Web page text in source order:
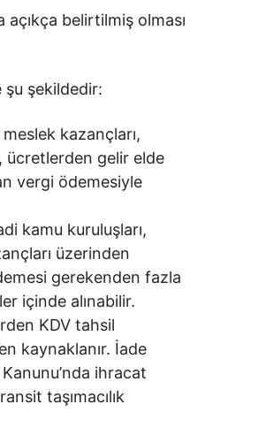
belirtilmiş olması
şu şekildedir:
kazançları,
ücretlerden gelir elde
vergi ödemesiyle
kamu kuruluşları,
üzerinden
gerekenden fazla
içinde alınabilir.
KDV tahsil
kaynaklanır. İade
ihracat
taşımacılık